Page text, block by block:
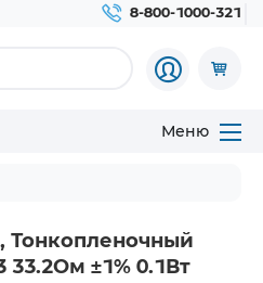
8-800-1000-321
Меню
Тонкопленочный
33.2Ом ±1% 0.1Вт